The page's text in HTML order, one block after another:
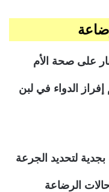
على صحة الأم
إفراز الدواء في لبن
لتحديد الجرعة
حالات الرضاعة